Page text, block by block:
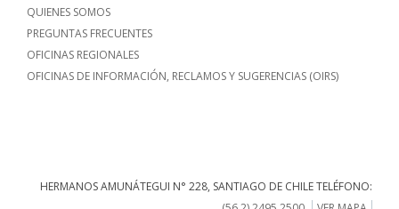
QUIENES SOMOS
PREGUNTAS FRECUENTES
OFICINAS REGIONALES
OFICINAS DE INFORMACIÓN, RECLAMOS Y SUGERENCIAS (OIRS)
HERMANOS AMUNÁTEGUI N° 228, SANTIAGO DE CHILE TELÉFONO: